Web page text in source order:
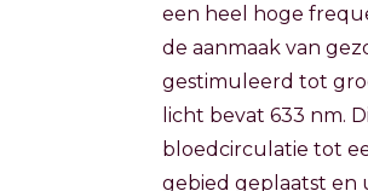
een heel hoge
de aanmaak van
gestimuleerd tot
licht bevat 633 nm.
bloedcirculatie tot
gebied geplaatst en